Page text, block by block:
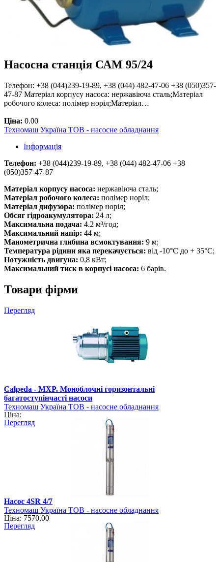
Насосна станція САМ 95/24
Телефон: +38 (044)239-19-89, +38 (044) 482-47-06 +38 (050)357-
47-87 Матеріал корпусу насоса: нержавіюча сталь;Матеріал
робочого колеса: полімер норіл;Матеріал…
Ціна: 0.00
Техномаш Україна ТОВ - насосне обладнання
Інформація
Телефон: +38 (044)239-19-89, +38 (044) 482-47-06 +38
(050)357-47-87
Матеріал корпусу насоса: нержавіюча сталь;
Матеріал робочого колеса: полімер норіл;
Матеріал дифузора: полімер норіл;
Обсяг гідроакумулятора: 24 л;
Максимальна подача: 4.2 м³/год;
Максимальний напір: 44 м;
Манометрична глибина всмоктування: 9 м;
Температура рідини яка перекачується: від -10°C до + 35°C;
Потужність двигуна: 0,8 кВт;
Максимальний тиск в корпусі насоса: 6 барів.
Товари фірми
Перегляд
Calpeda - MXP. Моноблочні горизонтальні
багатоступінчасті насоси
Техномаш Україна ТОВ - насосне обладнання
Ціна:
Перегляд
Насос 4SR 4/7
Техномаш Україна ТОВ - насосне обладнання
Ціна: 7570.00
Перегляд